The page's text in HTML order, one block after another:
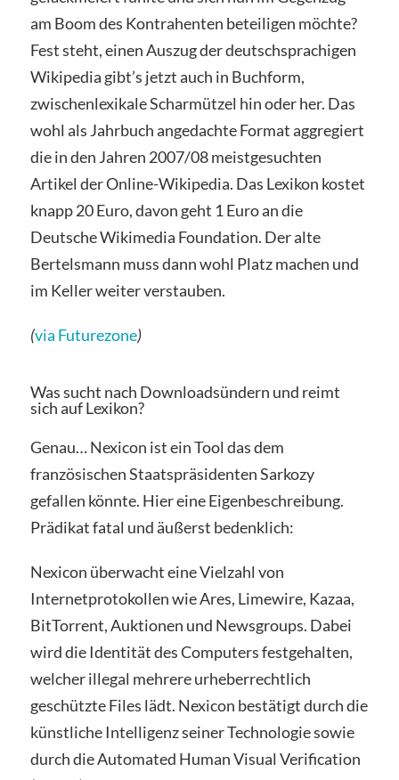
am Boom des Kontrahenten beteiligen möchte?
Fest steht, einen Auszug der deutschsprachigen
Wikipedia gibt’s jetzt auch in Buchform,
zwischenlexikale Scharmützel hin oder her. Das
wohl als Jahrbuch angedachte Format aggregiert
die in den Jahren 2007/08 meistgesuchten
Artikel der Online-Wikipedia. Das Lexikon kostet
knapp 20 Euro, davon geht 1 Euro an die
Deutsche Wikimedia Foundation. Der alte
Bertelsmann muss dann wohl Platz machen und
im Keller weiter verstauben.
(via Futurezone)
Was sucht nach Downloadsündern und reimt
sich auf Lexikon?
Genau… Nexicon ist ein Tool das dem
französischen Staatspräsidenten Sarkozy
gefallen könnte. Hier eine Eigenbeschreibung.
Prädikat fatal und äußerst bedenklich:
Nexicon überwacht eine Vielzahl von
Internetprotokollen wie Ares, Limewire, Kazaa,
BitTorrent, Auktionen und Newsgroups. Dabei
wird die Identität des Computers festgehalten,
welcher illegal mehrere urheberrechtlich
geschützte Files lädt. Nexicon bestätigt durch die
künstliche Intelligenz seiner Technologie sowie
durch die Automated Human Visual Verification